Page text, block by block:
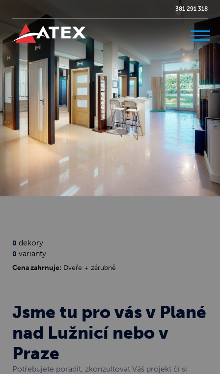
381 291 318
0 dekory
0 varianty
Cena zahrnuje: Dveře + zárubně
Jsme tu pro vás v Plané
nad Lužnicí nebo v
Praze
Potřebujete poradit, zkonzultovat Váš projekt či si